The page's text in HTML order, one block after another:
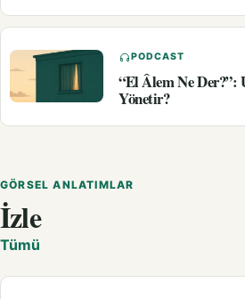
PODCAST
“El Âlem Ne Der?”:
Yönetir?
GÖRSEL ANLATIMLAR
İzle
Tümü